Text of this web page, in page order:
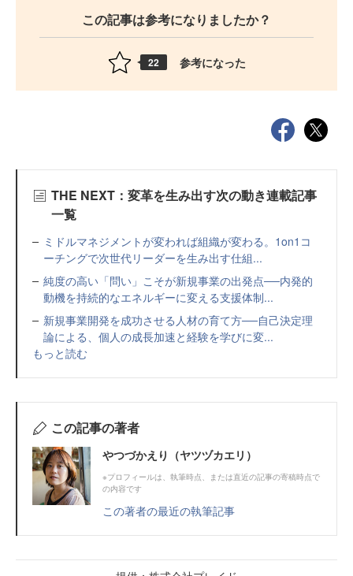
この記事は参考になりましたか？
22 参考になった
THE NEXT：変革を生み出す次の動き連載記事
一覧
ミドルマネジメントが変われば組織が変わる。1on1コ
ーチングで次世代リーダーを生み出す仕組...
純度の高い「問い」こそが新規事業の出発点──内発的
動機を持続的なエネルギーに変える支援体制...
新規事業開発を成功させる人材の育て方──自己決定理
論による、個人の成長加速と経験を学びに変...
もっと読む
この記事の著者
やつづかえり（ヤツヅカエリ）
※プロフィールは、執筆時点、または直近の記事の寄稿時点で
の内容です
この著者の最近の執筆記事